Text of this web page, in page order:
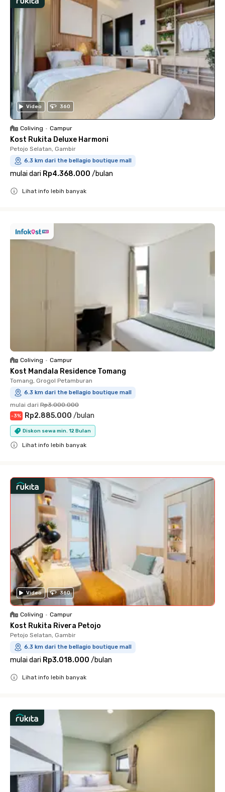
Video 360
Coliving • Campur
Kost Rukita Deluxe Harmoni
Petojo Selatan, Gambir
6.3 km dari the bellagio boutique mall
mulai dari Rp4.368.000 /bulan
Lihat info lebih banyak
Coliving • Campur
Kost Mandala Residence Tomang
Tomang, Grogol Petamburan
6.3 km dari the bellagio boutique mall
mulai dari Rp3.000.000
-3% Rp2.885.000 /bulan
Diskon sewa min. 12 Bulan
Lihat info lebih banyak
Video 360
Coliving • Campur
Kost Rukita Rivera Petojo
Petojo Selatan, Gambir
6.3 km dari the bellagio boutique mall
mulai dari Rp3.018.000 /bulan
Lihat info lebih banyak